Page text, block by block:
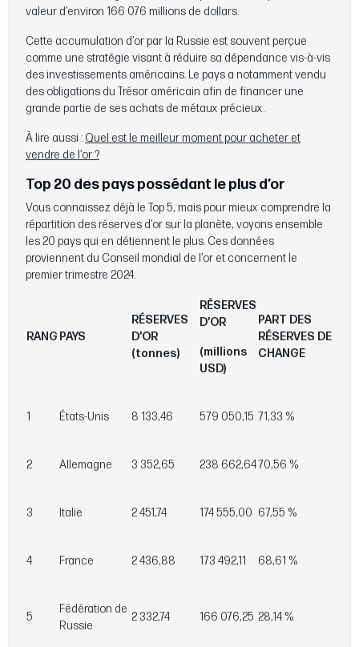
valeur d’environ 166 076 millions de dollars.
Cette accumulation d’or par la Russie est souvent perçue
comme une stratégie visant à réduire sa dépendance vis-à-vis
des investissements américains. Le pays a notamment vendu
des obligations du Trésor américain afin de financer une
grande partie de ses achats de métaux précieux.
À lire aussi : Quel est le meilleur moment pour acheter et
vendre de l’or ?
Top 20 des pays possédant le plus d’or
Vous connaissez déjà le Top 5, mais pour mieux comprendre la
répartition des réserves d’or sur la planète, voyons ensemble
les 20 pays qui en détiennent le plus. Ces données
proviennent du Conseil mondial de l’or et concernent le
premier trimestre 2024.
RANG PAYS
RÉSERVES
D’OR
(tonnes)
RÉSERVES
D’OR
(millions
USD)
PART DES
RÉSERVES DE
CHANGE
1 États-Unis 8 133,46 579 050,15 71,33 %
2 Allemagne 3 352,65 238 662,6470,56 %
3 Italie 2 451,74 174 555,00 67,55 %
4 France 2 436,88 173 492,11 68,61 %
5
Fédération de
Russie
2 332,74 166 076,25 28,14 %